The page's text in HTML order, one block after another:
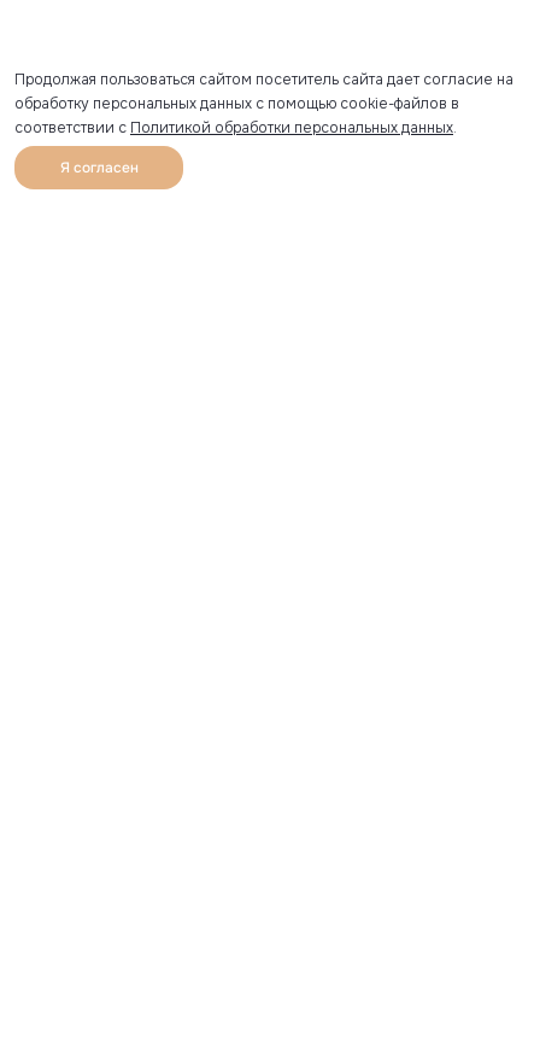
Каталог Избранное
Продолжая пользоваться сайтом посетитель сайта дает согласие на
обработку персональных данных с помощью cookie-файлов в
соответствии с Политикой обработки персональных данных.
Я согласен